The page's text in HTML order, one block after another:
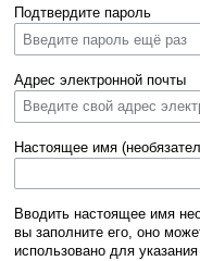
Подтвердите пароль
Адрес электронной почты
Настоящее имя
Вводить настоящее имя
вы заполните его, оно
использовано для